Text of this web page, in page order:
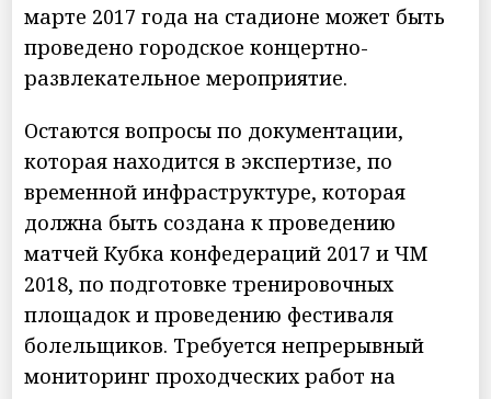
марте 2017 года на стадионе может быть
проведено городское концертно-
развлекательное мероприятие.
Остаются вопросы по документации,
которая находится в экспертизе, по
временной инфраструктуре, которая
должна быть создана к проведению
матчей Кубка конфедераций 2017 и ЧМ
2018, по подготовке тренировочных
площадок и проведению фестиваля
болельщиков. Требуется непрерывный
мониторинг проходческих работ на